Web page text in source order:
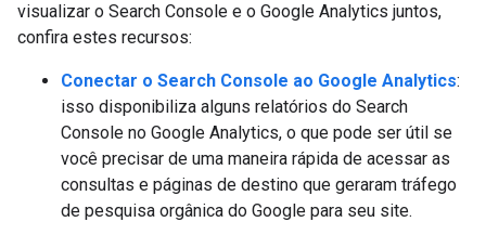
visualizar o Search Console e o Google Analytics juntos,
confira estes recursos:
Conectar o Search Console ao Google Analytics:
isso disponibiliza alguns relatórios do Search
Console no Google Analytics, o que pode ser útil se
você precisar de uma maneira rápida de acessar as
consultas e páginas de destino que geraram tráfego
de pesquisa orgânica do Google para seu site.